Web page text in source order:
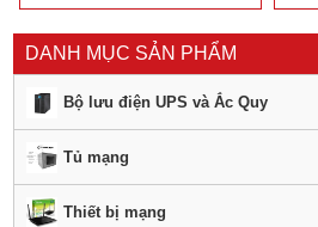
DANH MỤC SẢN PHẨM
Bộ lưu điện UPS và Ắc Quy
Tủ mạng
Thiết bị mạng